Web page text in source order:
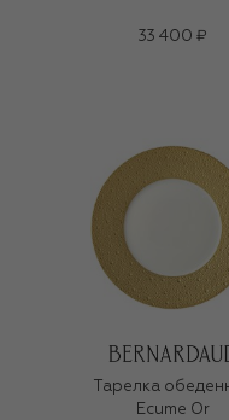
33 400 ₽
Тарелка
Ecume Or